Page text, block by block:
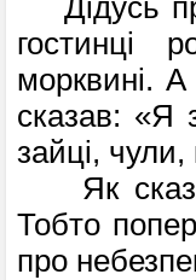
Дідусь
гостинці
морквині.
сказав: «Я
зайці,
Як
Тобто
про